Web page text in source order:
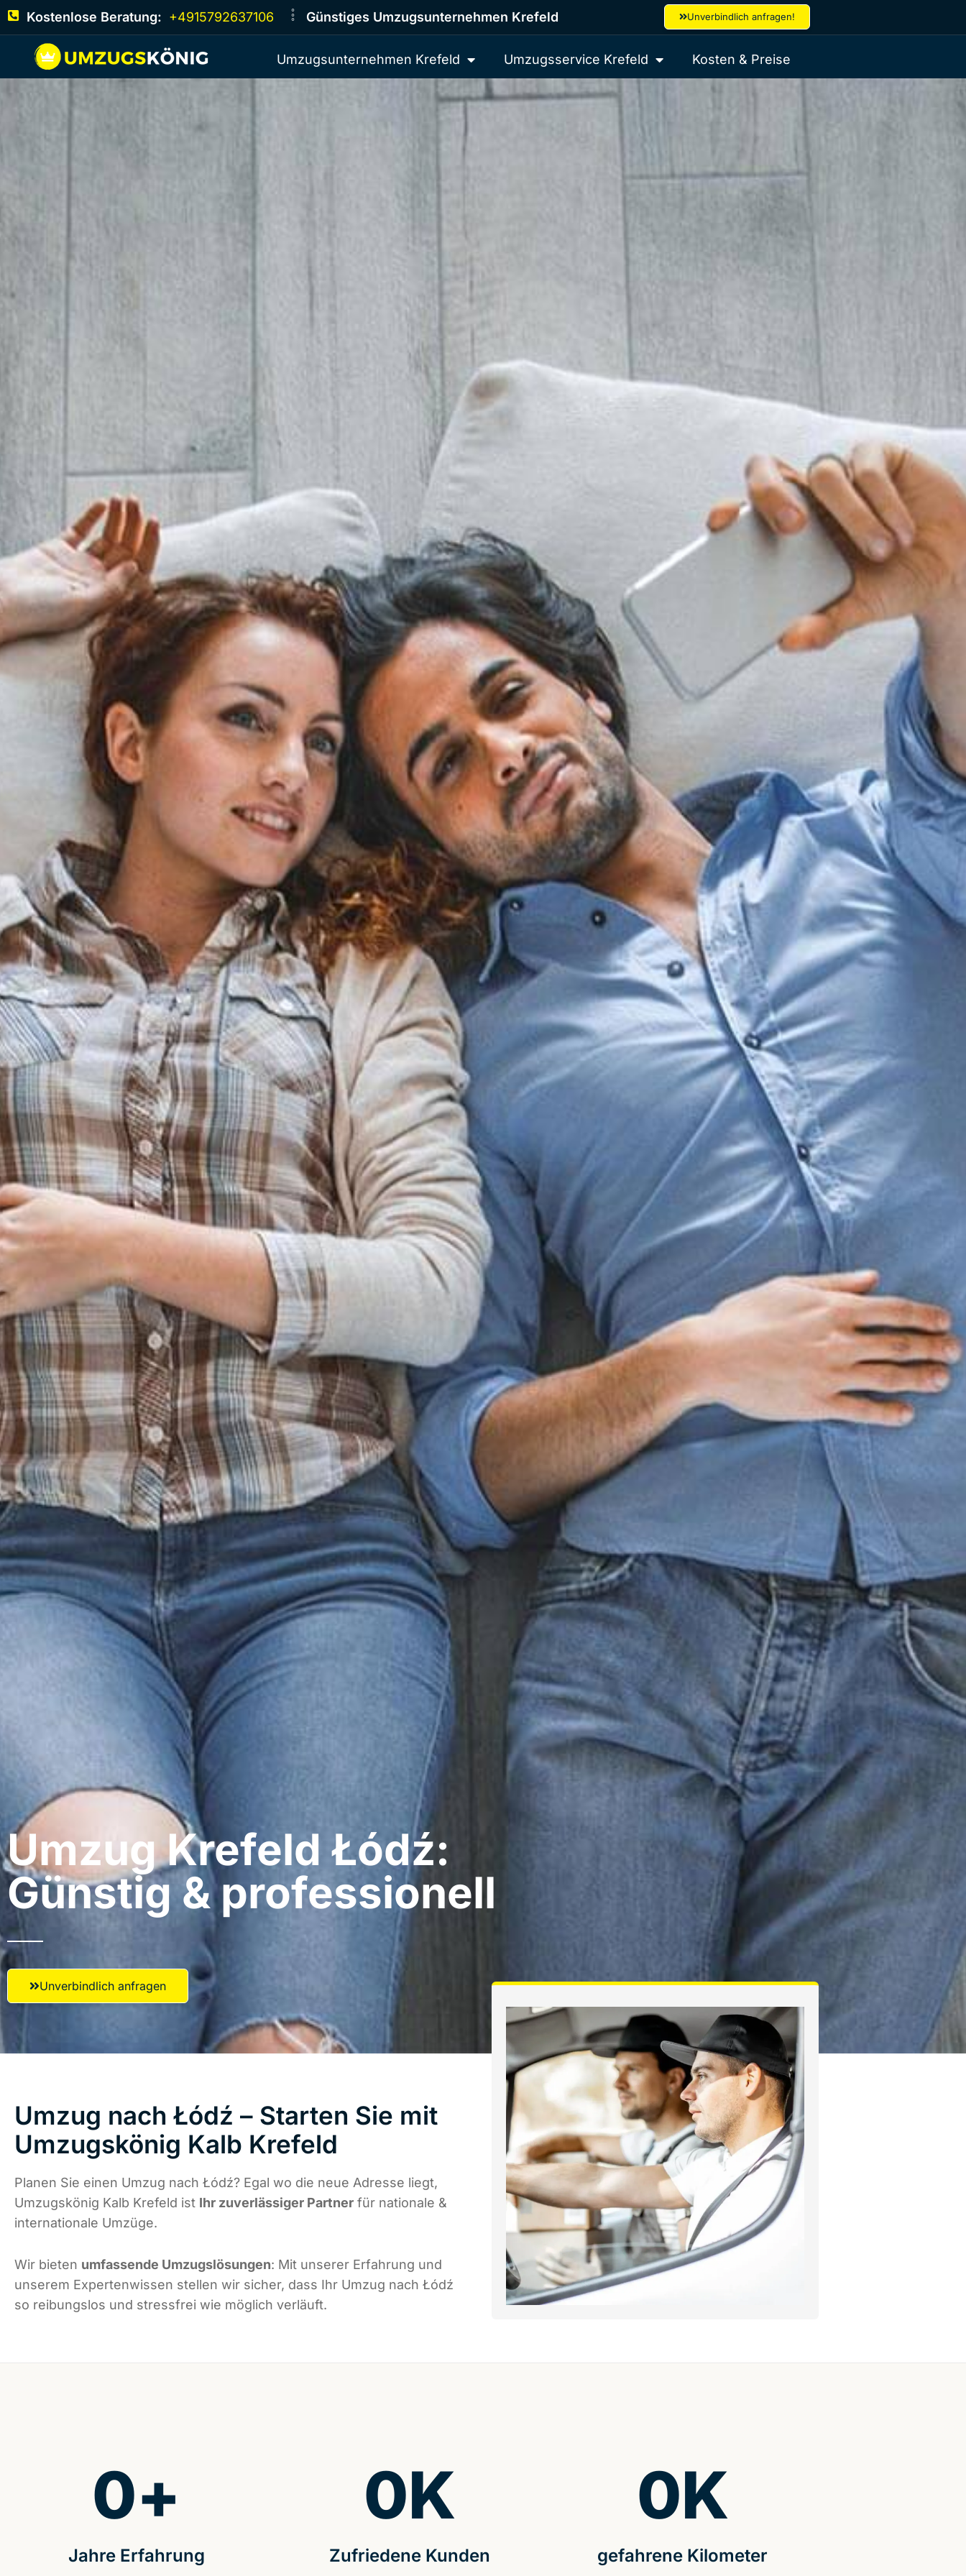
Kostenlose Beratung: +4915792637106 Günstiges Umzugsunternehmen Krefeld Unverbindlich anfragen!
Umzugsunternehmen Krefeld Umzugsservice Krefeld Kosten & Preise
Umzug Krefeld​ Łódź:
Günstig & professionell​
Unverbindlich anfragen
Umzug nach Łódź – Starten Sie mit
Umzugskönig Kalb Krefeld
Planen Sie einen Umzug nach Łódź? Egal wo die neue Adresse liegt,
Umzugskönig Kalb Krefeld ist Ihr zuverlässiger Partner für nationale &
internationale Umzüge.
Wir bieten umfassende Umzugslösungen: Mit unserer Erfahrung und
unserem Expertenwissen stellen wir sicher, dass Ihr Umzug nach Łódź
so reibungslos und stressfrei wie möglich verläuft.
Jahre Erfahrung
0+
Zufriedene Kunden
0K
gefahrene Kilometer
0K